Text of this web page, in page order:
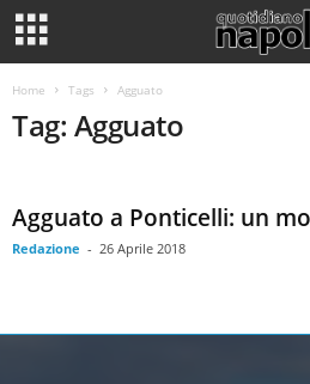
Home Tags Agguato
Tag: Agguato
Agguato a Ponticelli: un
Redazione - 26 Aprile 2018